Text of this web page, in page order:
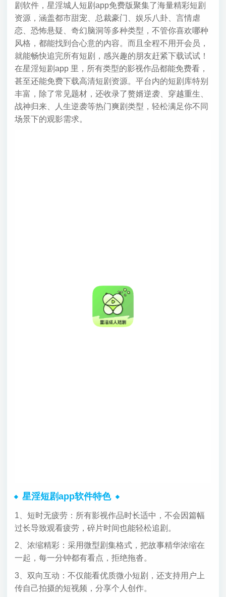
剧软件，星淫城人短剧app免费版聚集了海量精彩短剧
资源，涵盖都市甜宠、总裁豪门、娱乐八卦、言情虐
恋、恐怖悬疑、奇幻脑洞等多种类型，不管你喜欢哪种
风格，都能找到合心意的内容。而且全程不用开会员，
就能畅快追完所有短剧，感兴趣的朋友赶紧下载试试！
在星淫短剧app 里，所有类型的影视作品都能免费看，
甚至还能免费下载高清短剧资源。平台内的短剧库特别
丰富，除了常见题材，还收录了赘婿逆袭、穿越重生、
战神归来、人生逆袭等热门爽剧类型，轻松满足你不同
场景下的观影需求。
星淫短剧app软件特色
1、短时无疲劳：所有影视作品时长适中，不会因篇幅
过长导致观看疲劳，碎片时间也能轻松追剧。
2、浓缩精彩：采用微型剧集格式，把故事精华浓缩在
一起，每一分钟都有看点，拒绝拖沓。
3、双向互动：不仅能看优质微小短剧，还支持用户上
传自己拍摄的短视频，分享个人创作。